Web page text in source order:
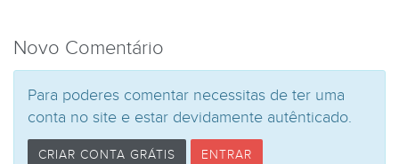
Novo Comentário
Para poderes comentar necessitas de ter uma
conta no site e estar devidamente autênticado.
CRIAR CONTA GRÁTIS ENTRAR